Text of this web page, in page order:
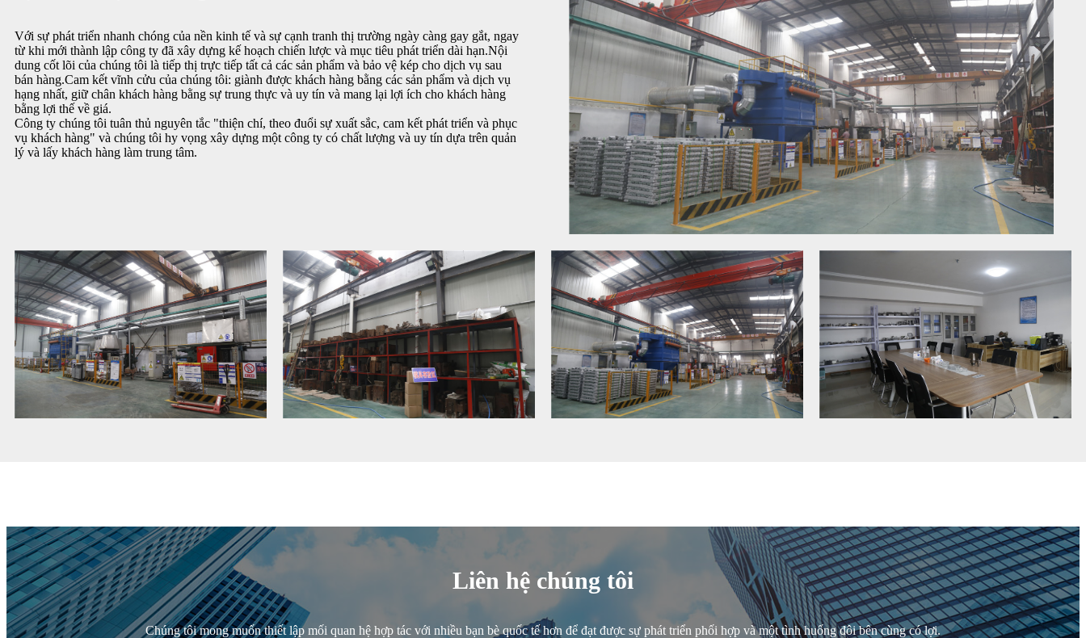
Với sự phát triển nhanh chóng của nền kinh tế và sự cạnh tranh thị trường ngày càng gay gắt, ngay
từ khi mới thành lập công ty đã xây dựng kế hoạch chiến lược và mục tiêu phát triển dài hạn.Nội
dung cốt lõi của chúng tôi là tiếp thị trực tiếp tất cả các sản phẩm và bảo vệ kép cho dịch vụ sau
bán hàng.Cam kết vĩnh cửu của chúng tôi: giành được khách hàng bằng các sản phẩm và dịch vụ
hạng nhất, giữ chân khách hàng bằng sự trung thực và uy tín và mang lại lợi ích cho khách hàng
bằng lợi thế về giá.
Công ty chúng tôi tuân thủ nguyên tắc "thiện chí, theo đuổi sự xuất sắc, cam kết phát triển và phục
vụ khách hàng" và chúng tôi hy vọng xây dựng một công ty có chất lượng và uy tín dựa trên quản
lý và lấy khách hàng làm trung tâm.
Liên hệ chúng tôi
Chúng tôi mong muốn thiết lập mối quan hệ hợp tác với nhiều bạn bè quốc tế hơn để đạt được sự phát triển phối hợp và một tình huống đôi bên cùng có lợi.